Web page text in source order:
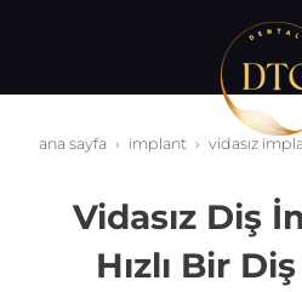
ana sayfa i̇mplant vidasız
Vidasız Diş
Hızlı Bir